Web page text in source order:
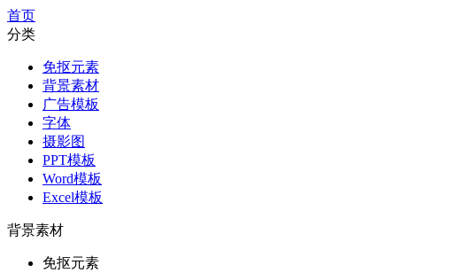
首页
分类
免抠元素
背景素材
广告模板
字体
摄影图
PPT模板
Word模板
Excel模板
背景素材
免抠元素